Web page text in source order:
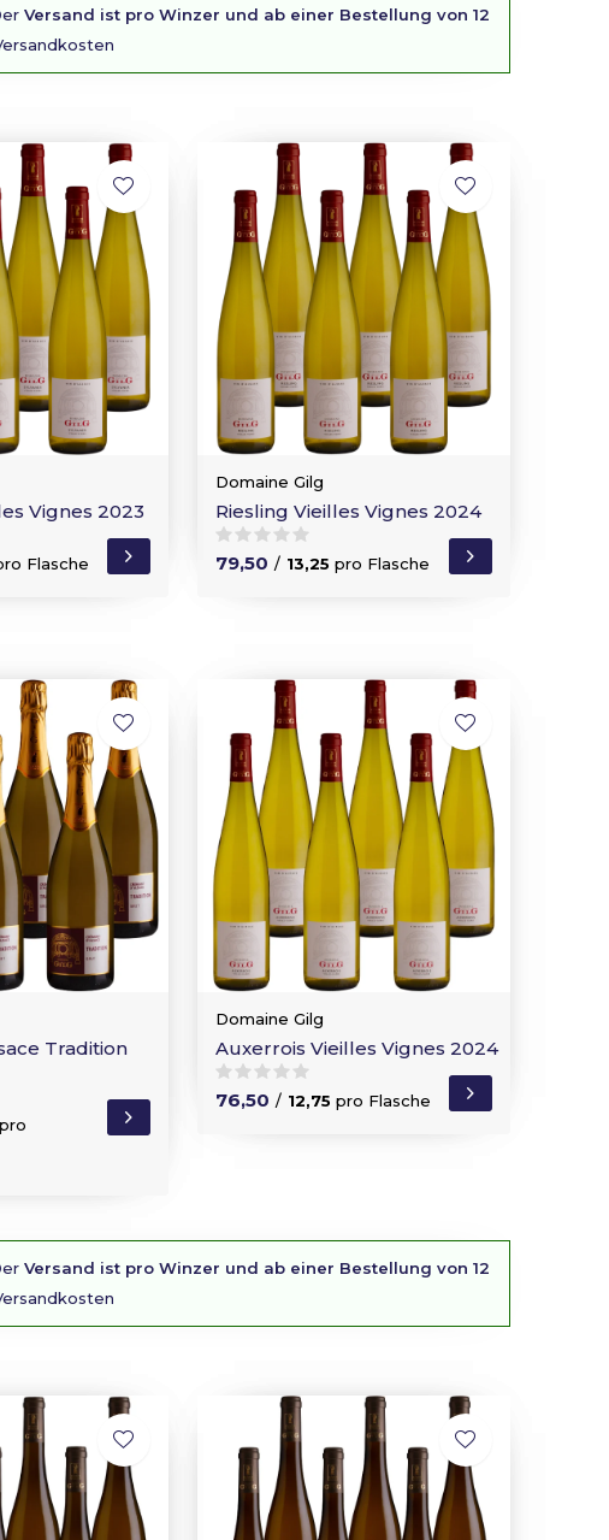
Versand ist pro Winzer und ab einer Bestellung von 12
Vignes 2023
Flasche
Domaine Gilg
Riesling Vieilles Vignes 2024
79,50 / 13,25 pro Flasche
Tradition
pro
Domaine Gilg
Auxerrois Vieilles Vignes 2024
76,50 / 12,75 pro Flasche
Versand ist pro Winzer und ab einer Bestellung von 12